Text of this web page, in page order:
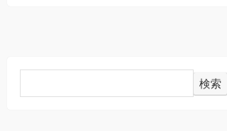
検索